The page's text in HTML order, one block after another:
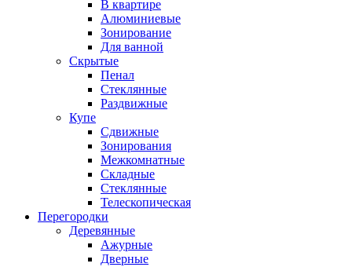
В квартире
Алюминиевые
Зонирование
Для ванной
Скрытые
Пенал
Стеклянные
Раздвижные
Купе
Сдвижные
Зонирования
Межкомнатные
Складные
Стеклянные
Телескопическая
Перегородки
Деревянные
Ажурные
Дверные